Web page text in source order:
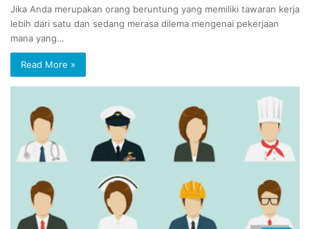
Jika Anda merupakan orang beruntung yang memiliki tawaran kerja
lebih dari satu dan sedang merasa dilema mengenai pekerjaan
mana yang…
Read More »